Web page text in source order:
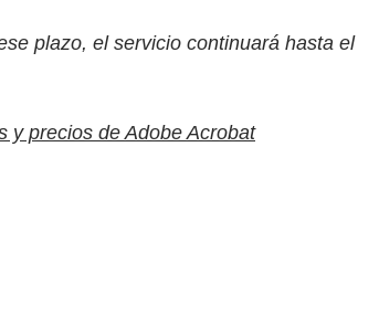
plazo, el servicio continuará hasta el
y precios de Adobe Acrobat